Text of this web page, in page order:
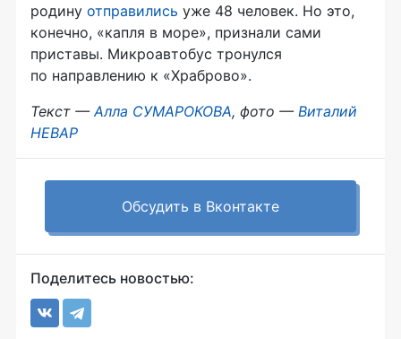
родину отправились уже 48 человек. Но это,
конечно, «капля в море», признали сами
приставы. Микроавтобус тронулся
по направлению к «Храброво».
Текст — Алла СУМАРОКОВА, фото — Виталий
НЕВАР
Обсудить в Вконтакте
Поделитесь новостью: